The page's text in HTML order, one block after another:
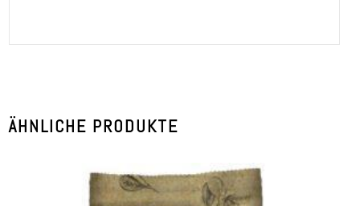
ÄHNLICHE PRODUKTE